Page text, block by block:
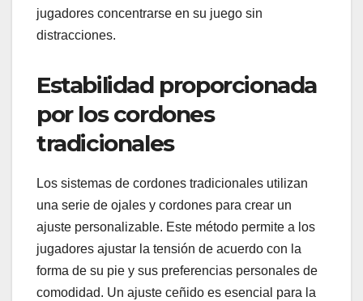
jugadores concentrarse en su juego sin
distracciones.
Estabilidad proporcionada
por los cordones
tradicionales
Los sistemas de cordones tradicionales utilizan
una serie de ojales y cordones para crear un
ajuste personalizable. Este método permite a los
jugadores ajustar la tensión de acuerdo con la
forma de su pie y sus preferencias personales de
comodidad. Un ajuste ceñido es esencial para la